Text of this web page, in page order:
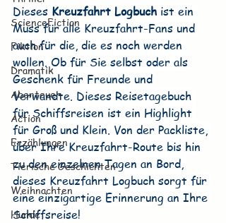
ScienceFiction
Fiktion
Dramatik
Abenteuer
Action
Erzählungen
Tierische Geschichten
Weihnachten
Hunde
Dieses Kreuzfahrt Logbuch ist ein
Muss für alle Kreuzfahrt-Fans und
auch für die, die es noch werden
wollen. Ob für Sie selbst oder als
Geschenk für Freunde und
Verwandte. Dieses Reisetagebuch
für Schiffsreisen ist ein Highlight
für Groß und Klein. Von der Packliste,
über Ihre Kreuzfahrt-Route bis hin
zu den einzelnen Tagen an Bord,
dieses Kreuzfahrt Logbuch sorgt für
eine einzigartige Erinnerung an Ihre
Schiffsreise!